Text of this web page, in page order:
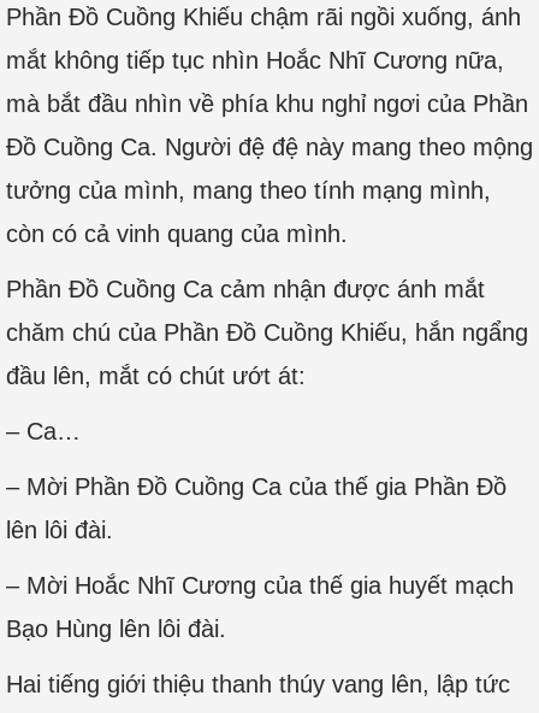
Phần Đồ Cuồng Khiếu chậm rãi ngồi xuống, ánh
mắt không tiếp tục nhìn Hoắc Nhĩ Cương nữa,
mà bắt đầu nhìn về phía khu nghỉ ngơi của Phần
Đồ Cuồng Ca. Người đệ đệ này mang theo mộng
tưởng của mình, mang theo tính mạng mình,
còn có cả vinh quang của mình.
Phần Đồ Cuồng Ca cảm nhận được ánh mắt
chăm chú của Phần Đồ Cuồng Khiếu, hắn ngẩng
đầu lên, mắt có chút ướt át:
– Ca…
– Mời Phần Đồ Cuồng Ca của thế gia Phần Đồ
lên lôi đài.
– Mời Hoắc Nhĩ Cương của thế gia huyết mạch
Bạo Hùng lên lôi đài.
Hai tiếng giới thiệu thanh thúy vang lên, lập tức